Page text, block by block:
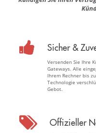
Sicher &
Versenden Sie Ihre
Gateways. Alle
Ihrem Rechner bis
Technologie
Gebot.
Offizieller